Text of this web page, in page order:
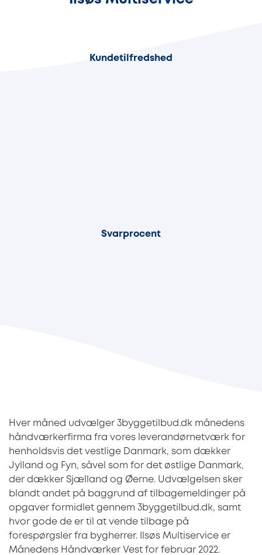
Kundetilfredshed
Svarprocent
Hver måned udvælger 3byggetilbud.dk månedens
håndværkerfirma fra vores leverandørnetværk for
henholdsvis det vestlige Danmark, som dækker
Jylland og Fyn, såvel som for det østlige Danmark,
der dækker Sjælland og Øerne. Udvælgelsen sker
blandt andet på baggrund af tilbagemeldinger på
opgaver formidlet gennem 3byggetilbud.dk, samt
hvor gode de er til at vende tilbage på
forespørgsler fra bygherrer. Ilsøs Multiservice er
Månedens Håndværker Vest for februar 2022.